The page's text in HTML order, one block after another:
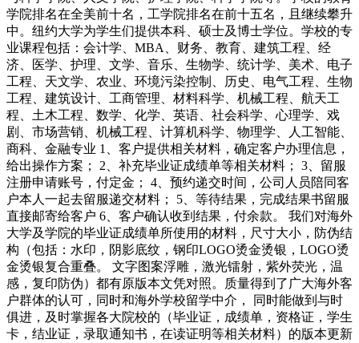
学院排名在全美前十名，工学院排名在前十五名，且继续攀升
中。纽约大学为学生们提供本科、硕士及博士学位。学校的专
业课程包括：会计学、MBA、财务、教育、建筑工程、经
济、医学、护理、文学、音乐、生物学、统计学、美术、电子
工程、天文学、农业、环境污染控制、历史、电气工程、生物
工程、建筑设计、工商管理、材料科学、机械工程、航天工
程、土木工程、数学、化学、英语、社会科学、心理学、戏
剧、市场营销、机械工程、计算机科学、物理学、人工智能、
商科、金融专业 1、客户提供相关材料，确定客户办理信息，
给出操作方案； 2、补充毕业证成绩单等相关材料； 3、留服
注册申请账号，付定金； 4、预约递交时间，公司人员陪同客
户本人一起去留服递交材料； 5、等待结果，完成结果书留服
直接邮寄给客户 6、客户确认收到结果，付余款。 我们对海外
大学及学院的毕业证成绩单所使用的材料，尺寸大小，防伪结
构（包括：水印，阴影底纹，钢印LOGO烫金烫银，LOGO烫
金烫银复合重叠。 文字图案浮雕，激光镭射，紫外荧光，温
感，复印防伪）都有原版本文凭对照。质量得到了广大海外客
户群体的认可，同时和海外学校留学中介， 同时能做到与时
俱进，及时掌握各大院校的（毕业证，成绩单，资格证，学生
卡，结业证，录取通知书，在读证明等相关材料）的版本更新